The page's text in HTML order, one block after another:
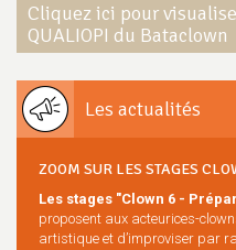
Cliquez ici pour
QUALIOPI du Bataclown
Les actualités
ZOOM SUR LES STAGES
Les stages "Clown 6 -
proposent aux acteurices-
artistique et d’improviser par